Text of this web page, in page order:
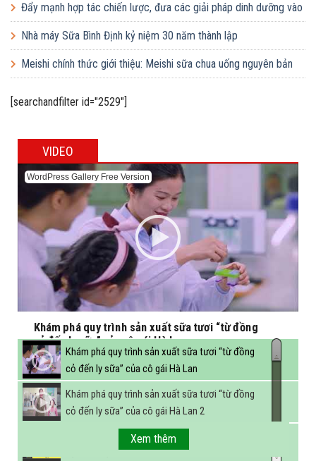
nghiệp FDI và doanh nghiệp Việt
Đẩy mạnh hợp tác chiến lược, đưa các giải pháp dinh dưỡng vào
trường học
Nhà máy Sữa Bình Định kỷ niệm 30 năm thành lập
Meishi chính thức giới thiệu: Meishi sữa chua uống nguyên bản
[searchandfilter id="2529"]
VIDEO
WordPress Gallery Free Version
Khám phá quy trình sản xuất sữa tươi “từ đồng
cỏ đến ly sữa” của cô gái Hà Lan
Khám phá quy trình sản xuất sữa tươi “từ đồng
cỏ đến ly sữa” của cô gái Hà Lan
Khám phá quy trình sản xuất sữa tươi “từ đồng
cỏ đến ly sữa” của cô gái Hà Lan 2
FBNC - Ngành sữa hướng tới mục tiêu 3,4 tỷ lít
sữa vào năm 2025
Xem thêm